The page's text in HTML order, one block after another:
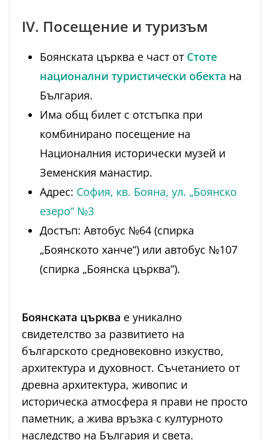
IV. Посещение и туризъм
Боянската църква е част от Стоте
национални туристически обекта на
България.
Има общ билет с отстъпка при
комбинирано посещение на
Националния исторически музей и
Земенския манастир.
Адрес: София, кв. Бояна, ул. „Боянско
езеро“ №3
Достъп: Автобус №64 (спирка
„Боянското ханче“) или автобус №107
(спирка „Боянска църква“).
Боянската църква е уникално
свидетелство за развитието на
българското средновековно изкуство,
архитектура и духовност. Съчетанието от
древна архитектура, живопис и
историческа атмосфера я прави не просто
паметник, а жива връзка с културното
наследство на България и света.